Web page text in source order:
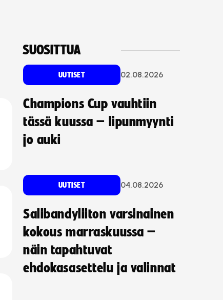
SUOSITTUA
UUTISET 02.08.2026
Champions Cup vauhtiin
tässä kuussa – lipunmyynti
jo auki
UUTISET 04.08.2026
Salibandyliiton varsinainen
kokous marraskuussa –
näin tapahtuvat
ehdokasasettelu ja valinnat